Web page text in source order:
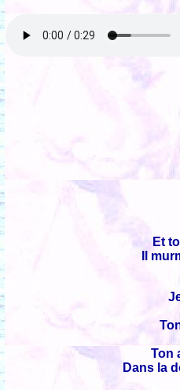
Et
Il
Ton
Dans la